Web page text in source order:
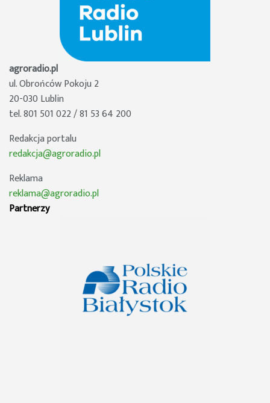
agroradio.pl
ul. Obrońców Pokoju 2
20-030 Lublin
tel. 801 501 022 / 81 53 64 200
Redakcja portalu
redakcja@agroradio.pl
Reklama
reklama@agroradio.pl
Partnerzy